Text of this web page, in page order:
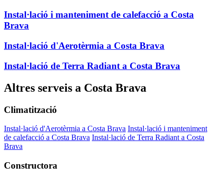
Instal·lació i manteniment de calefacció a Costa
Brava
Instal·lació d'Aerotèrmia a Costa Brava
Instal·lació de Terra Radiant a Costa Brava
Altres serveis a Costa Brava
Climatització
Instal·lació d'Aerotèrmia a Costa Brava Instal·lació i manteniment
de calefacció a Costa Brava Instal·lació de Terra Radiant a Costa
Brava
Constructora